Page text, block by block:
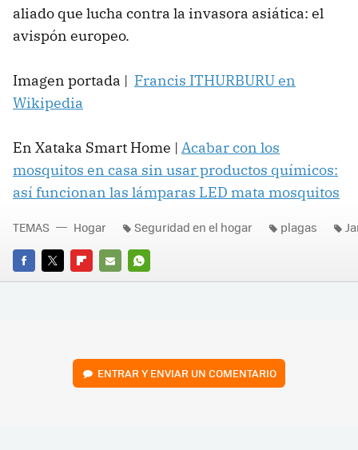
aliado que lucha contra la invasora asiática: el
avispón europeo.
Imagen portada | Francis ITHURBURU en
Wikipedia
En Xataka Smart Home | Acabar con los
mosquitos en casa sin usar productos químicos:
así funcionan las lámparas LED mata mosquitos
FACEBOOK
TWITTERFLIPBOARD
E-
WHATSAPP
TEMAS Hogar Seguridad en el hogar plagas
ENTRAR Y ENVIAR UN COMENTARIO